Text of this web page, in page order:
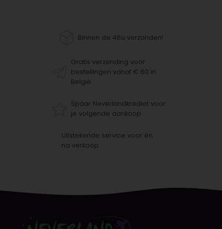
Binnen de 48u verzonden!
Gratis verzending voor
bestellingen vanaf € 60 in
België
Spaar Neverlandkrediet voor
je volgende aankoop
Uitstekende service voor én
na verkoop